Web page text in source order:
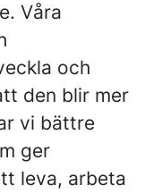
Våra
och
den blir mer
vi bättre
ger
leva, arbeta